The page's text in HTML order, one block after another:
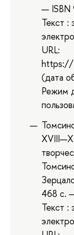
—
Текст :
URL:
https://
(дата
Режим
468 с.
Текст :